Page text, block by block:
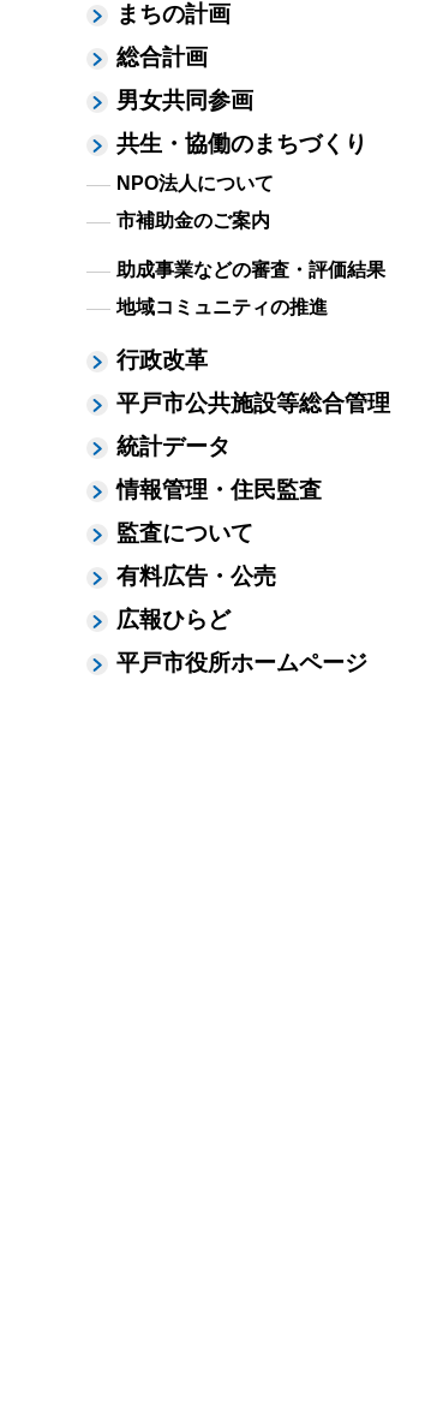
まちの計画
総合計画
男女共同参画
共生・協働のまちづくり
NPO法人について
市補助金のご案内
助成事業などの審査・評価結果
地域コミュニティの推進
行政改革
平戸市公共施設等総合管理
統計データ
情報管理・住民監査
監査について
有料広告・公売
広報ひらど
平戸市役所ホームページ